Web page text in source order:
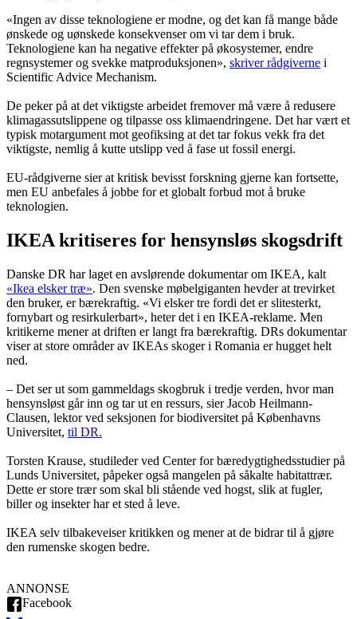
«Ingen av disse teknologiene er modne, og det kan få mange både
ønskede og uønskede konsekvenser om vi tar dem i bruk.
Teknologiene kan ha negative effekter på økosystemer, endre
regnsystemer og svekke matproduksjonen», skriver rådgiverne i
Scientific Advice Mechanism.
De peker på at det viktigste arbeidet fremover må være å redusere
klimagassutslippene og tilpasse oss klimaendringene. Det har vært et
typisk motargument mot geofiksing at det tar fokus vekk fra det
viktigste, nemlig å kutte utslipp ved å fase ut fossil energi.
EU-rådgiverne sier at kritisk bevisst forskning gjerne kan fortsette,
men EU anbefales å jobbe for et globalt forbud mot å bruke
teknologien.
IKEA kritiseres for hensynsløs skogsdrift
Danske DR har laget en avslørende dokumentar om IKEA, kalt
«Ikea elsker træ». Den svenske møbelgiganten hevder at trevirket
den bruker, er bærekraftig. «Vi elsker tre fordi det er slitesterkt,
fornybart og resirkulerbart», heter det i en IKEA-reklame. Men
kritikerne mener at driften er langt fra bærekraftig. DRs dokumentar
viser at store områder av IKEAs skoger i Romania er hugget helt
ned.
– Det ser ut som gammeldags skogbruk i tredje verden, hvor man
hensynsløst går inn og tar ut en ressurs, sier Jacob Heilmann-
Clausen, lektor ved seksjonen for biodiversitet på Københavns
Universitet, til DR.
Torsten Krause, studileder ved Center for bæredygtighedsstudier på
Lunds Universitet, påpeker også mangelen på såkalte habitattrær.
Dette er store trær som skal bli stående ved hogst, slik at fugler,
biller og insekter har et sted å leve.
IKEA selv tilbakeveiser kritikken og mener at de bidrar til å gjøre
den rumenske skogen bedre.
ANNONSE
Facebook